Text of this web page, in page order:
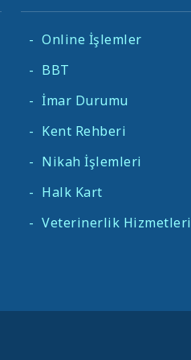
- Online İşlemler
- BBT
- İmar Durumu
- Kent Rehberi
- Nikah İşlemleri
- Halk Kart
- Veterinerlik Hizmetleri